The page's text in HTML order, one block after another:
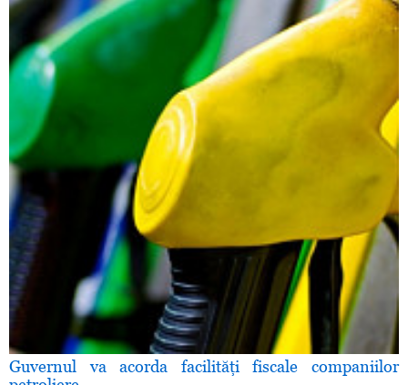
Guvernul va acorda facilităţi fiscale companiilor